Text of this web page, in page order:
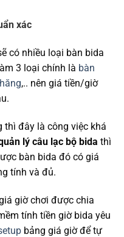
xác
có nhiều loại bàn bida
3 loại chính là bàn
,.. nên giá tiền/giờ
thì đây là công việc khá
lý câu lạc bộ bida thì
bàn bida đó có giá
tính và đủ.
giờ chơi được chia
tính tiền giờ bida yêu
bảng giá giờ để tự